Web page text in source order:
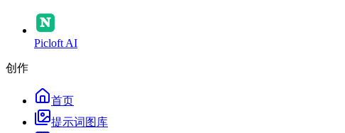
Picloft AI
创作
首页
提示词图库